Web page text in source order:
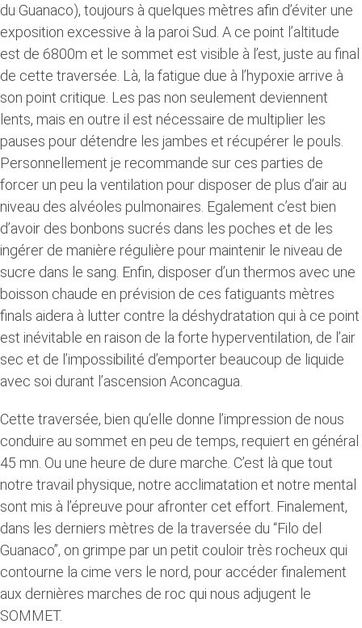
du Guanaco), toujours à quelques mètres afin d’éviter une
exposition excessive à la paroi Sud. A ce point l’altitude
est de 6800m et le sommet est visible à l’est, juste au final
de cette traversée. Là, la fatigue due à l’hypoxie arrive à
son point critique. Les pas non seulement deviennent
lents, mais en outre il est nécessaire de multiplier les
pauses pour détendre les jambes et récupérer le pouls.
Personnellement je recommande sur ces parties de
forcer un peu la ventilation pour disposer de plus d’air au
niveau des alvéoles pulmonaires. Egalement c’est bien
d’avoir des bonbons sucrés dans les poches et de les
ingérer de manière régulière pour maintenir le niveau de
sucre dans le sang. Enfin, disposer d’un thermos avec une
boisson chaude en prévision de ces fatiguants mètres
finals aidera à lutter contre la déshydratation qui à ce point
est inévitable en raison de la forte hyperventilation, de l’air
sec et de l’impossibilité d’emporter beaucoup de liquide
avec soi durant l’ascension Aconcagua.
Cette traversée, bien qu’elle donne l’impression de nous
conduire au sommet en peu de temps, requiert en général
45 mn. Ou une heure de dure marche. C’est là que tout
notre travail physique, notre acclimatation et notre mental
sont mis à l’épreuve pour afronter cet effort. Finalement,
dans les derniers mètres de la traversée du “Filo del
Guanaco”, on grimpe par un petit couloir très rocheux qui
contourne la cime vers le nord, pour accéder finalement
aux dernières marches de roc qui nous adjugent le
SOMMET.